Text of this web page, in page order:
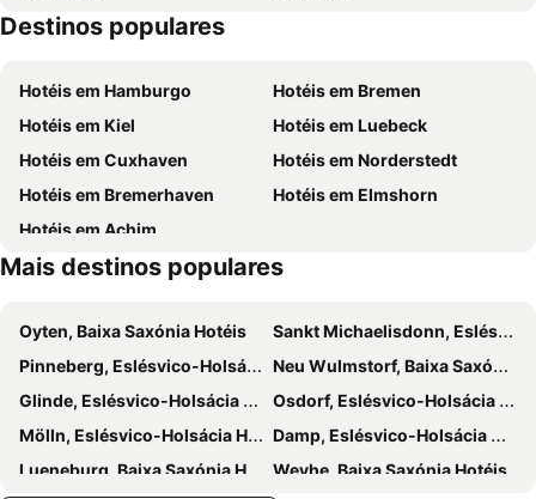
Rathaus
Schimmelreiter
Amadeus
Peter´s Bistro
Vis-a-Vis
Am Wasserturm
Casino Schenefeld
Kugelbake
Schulauer Fährhaus
HolstenTherme
Destinos populares
Hotéis em Hamburgo
Hotéis em Bremen
Hotéis em Kiel
Hotéis em Luebeck
Hotéis em Cuxhaven
Hotéis em Norderstedt
Hotéis em Bremerhaven
Hotéis em Elmshorn
Hotéis em Achim
Mais destinos populares
Oyten, Baixa Saxónia Hotéis
Sankt Michaelisdonn, Eslésvico-Holsácia Hotéis
Pinneberg, Eslésvico-Holsácia Hotéis
Neu Wulmstorf, Baixa Saxónia Hotéis
Glinde, Eslésvico-Holsácia Hotéis
Osdorf, Eslésvico-Holsácia Hotéis
Mölln, Eslésvico-Holsácia Hotéis
Damp, Eslésvico-Holsácia Hotéis
Lueneburg, Baixa Saxónia Hotéis
Weyhe, Baixa Saxónia Hotéis